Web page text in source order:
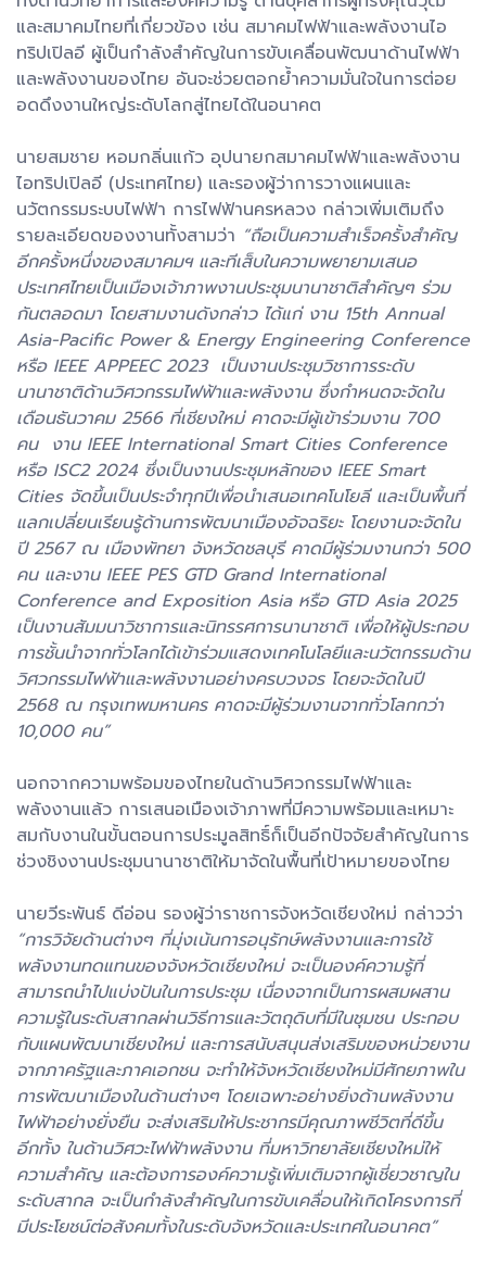
และสมาคมไทยที่เกี่ยวข้อง เช่น สมาคมไฟฟ้าและพลังงานไอ
ทริปเปิลอี ผู้เป็นกำลังสำคัญในการขับเคลื่อนพัฒนาด้านไฟฟ้า
และพลังงานของไทย อันจะช่วยตอกย้ำความมั่นใจในการต่อย
อดดึงงานใหญ่ระดับโลกสู่ไทยได้ในอนาคต
นายสมชาย หอมกลิ่นแก้ว อุปนายกสมาคมไฟฟ้าและพลังงาน
ไอทริปเปิลอี (ประเทศไทย) และรองผู้ว่าการวางแผนและ
นวัตกรรมระบบไฟฟ้า การไฟฟ้านครหลวง กล่าวเพิ่มเติมถึง
รายละเอียดของงานทั้งสามว่า “ถือเป็นความสำเร็จครั้งสำคัญ
อีกครั้งหนึ่งของสมาคมฯ และทีเส็บในความพยายามเสนอ
ประเทศไทยเป็นเมืองเจ้าภาพงานประชุมนานาชาติสำคัญๆ ร่วม
กันตลอดมา โดยสามงานดังกล่าว ได้แก่ งาน 15th Annual
Asia-Pacific Power & Energy Engineering Conference
หรือ IEEE APPEEC 2023 เป็นงานประชุมวิชาการระดับ
นานาชาติด้านวิศวกรรมไฟฟ้าและพลังงาน ซึ่งกำหนดจะจัดใน
เดือนธันวาคม 2566 ที่เชียงใหม่ คาดจะมีผู้เข้าร่วมงาน 700
คน งาน IEEE International Smart Cities Conference
หรือ ISC2 2024 ซึ่งเป็นงานประชุมหลักของ IEEE Smart
Cities จัดขึ้นเป็นประจำทุกปีเพื่อนำเสนอเทคโนโยลี และเป็นพื้นที่
แลกเปลี่ยนเรียนรู้ด้านการพัฒนาเมืองอัจฉริยะ โดยงานจะจัดใน
ปี 2567 ณ เมืองพัทยา จังหวัดชลบุรี คาดมีผู้ร่วมงานกว่า 500
คน และงาน IEEE PES GTD Grand International
Conference and Exposition Asia หรือ GTD Asia 2025
เป็นงานสัมมนาวิชาการและนิทรรศการนานาชาติ เพื่อให้ผู้ประกอบ
การชั้นนำจากทั่วโลกได้เข้าร่วมแสดงเทคโนโลยีและนวัตกรรมด้าน
วิศวกรรมไฟฟ้าและพลังงานอย่างครบวงจร โดยจะจัดในปี
2568 ณ กรุงเทพมหานคร คาดจะมีผู้ร่วมงานจากทั่วโลกกว่า
10,000 คน”
นอกจากความพร้อมของไทยในด้านวิศวกรรมไฟฟ้าและ
พลังงานแล้ว การเสนอเมืองเจ้าภาพที่มีความพร้อมและเหมาะ
สมกับงานในขั้นตอนการประมูลสิทธิ์ก็เป็นอีกปัจจัยสำคัญในการ
ช่วงชิงงานประชุมนานาชาติให้มาจัดในพื้นที่เป้าหมายของไทย
นายวีระพันธ์ ดีอ่อน รองผู้ว่าราชการจังหวัดเชียงใหม่ กล่าวว่า
“การวิจัยด้านต่างๆ ที่มุ่งเน้นการอนุรักษ์พลังงานและการใช้
พลังงานทดแทนของจังหวัดเชียงใหม่ จะเป็นองค์ความรู้ที่
สามารถนำไปแบ่งปันในการประชุม เนื่องจากเป็นการผสมผสาน
ความรู้ในระดับสากลผ่านวิธีการและวัตถุดิบที่มีในชุมชน ประกอบ
กับแผนพัฒนาเชียงใหม่ และการสนับสนุนส่งเสริมของหน่วยงาน
จากภาครัฐและภาคเอกชน จะทำให้จังหวัดเชียงใหม่มีศักยภาพใน
การพัฒนาเมืองในด้านต่างๆ โดยเฉพาะอย่างยิ่งด้านพลังงาน
ไฟฟ้าอย่างยั่งยืน จะส่งเสริมให้ประชากรมีคุณภาพชีวิตที่ดีขึ้น
อีกทั้ง ในด้านวิศวะไฟฟ้าพลังงาน ที่มหาวิทยาลัยเชียงใหม่ให้
ความสำคัญ และต้องการองค์ความรู้เพิ่มเติมจากผู้เชี่ยวชาญใน
ระดับสากล จะเป็นกำลังสำคัญในการขับเคลื่อนให้เกิดโครงการที่
มีประโยชน์ต่อสังคมทั้งในระดับจังหวัดและประเทศในอนาคต”